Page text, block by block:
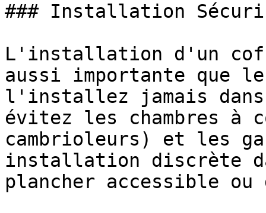
### Installation
L'installation d'un
aussi importante que
l'installez jamais
évitez les chambres à
cambrioleurs) et les
installation discrète
plancher accessible